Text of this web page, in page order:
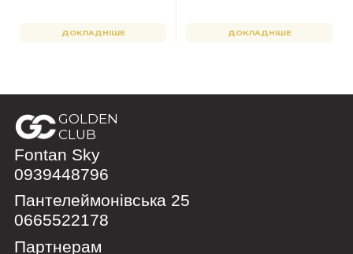
ДОКЛАДНІШЕ ДОКЛАДНІШЕ
GOLDEN
CLUB
Fontan Sky
0939448796
Пантелеймонівська 25
0665522178
Партнерам